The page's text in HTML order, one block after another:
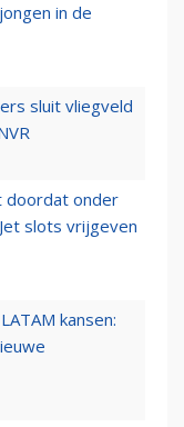
in de
sluit vliegveld
doordat onder
slots vrijgeven
kansen: